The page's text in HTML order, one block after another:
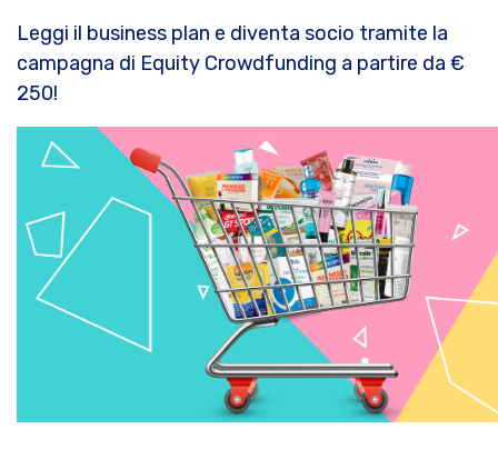
Leggi il business plan e diventa socio tramite la
campagna di Equity Crowdfunding a partire da €
250!